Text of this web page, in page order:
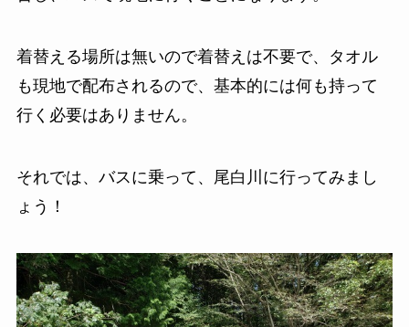
着替える場所は無いので着替えは不要で、タオル
も現地で配布されるので、基本的には何も持って
行く必要はありません。
それでは、バスに乗って、尾白川に行ってみまし
ょう！